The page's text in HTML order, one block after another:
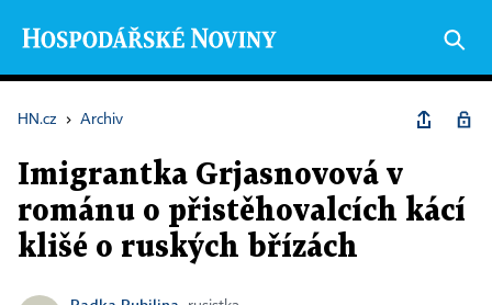
HN.cz › Archiv
Imigrantka Grjasnovová v
románu o přistěhovalcích kácí
klišé o ruských břízách